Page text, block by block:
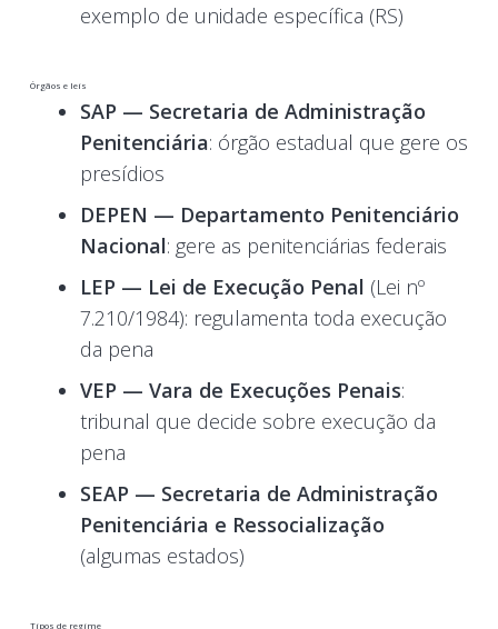
exemplo de unidade específica (RS)
Órgãos e leis
SAP — Secretaria de Administração
Penitenciária: órgão estadual que gere os
presídios
DEPEN — Departamento Penitenciário
Nacional: gere as penitenciárias federais
LEP — Lei de Execução Penal (Lei nº
7.210/1984): regulamenta toda execução
da pena
VEP — Vara de Execuções Penais:
tribunal que decide sobre execução da
pena
SEAP — Secretaria de Administração
Penitenciária e Ressocialização
(algumas estados)
Tipos de regime